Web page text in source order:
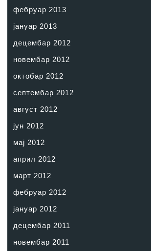
фебруар 2013
јануар 2013
децембар 2012
новембар 2012
октобар 2012
септембар 2012
август 2012
јун 2012
мај 2012
април 2012
март 2012
фебруар 2012
јануар 2012
децембар 2011
новембар 2011